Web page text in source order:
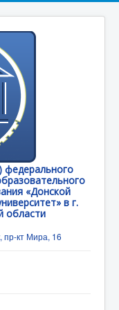
федерального
«Донской
в г.
области
пр-кт Мира, 16